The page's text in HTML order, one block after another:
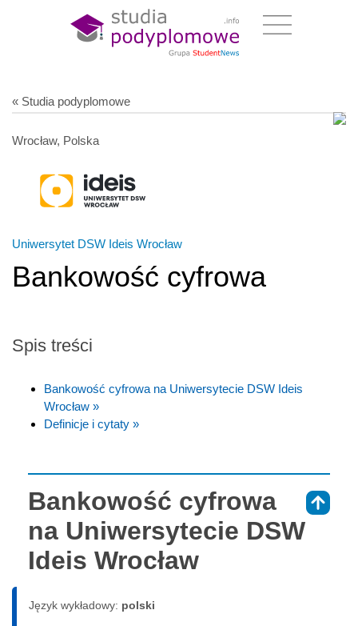
« Studia podyplomowe
Wrocław, Polska
Uniwersytet DSW Ideis Wrocław
Bankowość cyfrowa
Spis treści
Bankowość cyfrowa na Uniwersytecie DSW Ideis
Wrocław »
Definicje i cytaty »
Bankowość cyfrowa
na Uniwersytecie DSW
Ideis Wrocław
Język wykładowy: polski